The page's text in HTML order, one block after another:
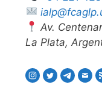
Av.
La Plata,